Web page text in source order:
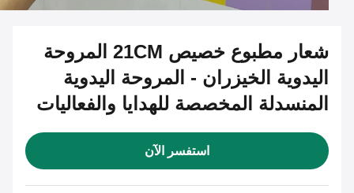
شعار مطبوع خصيص 21CM المروحة
اليدوية الخيزران - المروحة اليدوية
المنسدلة المخصصة للهدايا والفعاليات
استفسر الآن